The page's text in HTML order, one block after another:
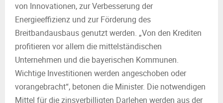
von Innovationen, zur Verbesserung der
Energieeffizienz und zur Förderung des
Breitbandausbaus genutzt werden. „Von den Krediten
profitieren vor allem die mittelständischen
Unternehmen und die bayerischen Kommunen.
Wichtige Investitionen werden angeschoben oder
vorangebracht“, betonen die Minister. Die notwendigen
Mittel für die zinsverbilligten Darlehen werden aus der